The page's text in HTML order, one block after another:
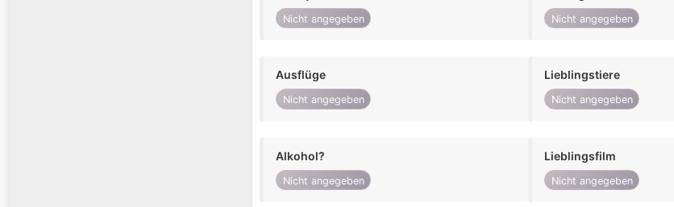
Nicht angegeben Nicht angegeben
Ausflüge
Nicht angegeben
Lieblingstiere
Nicht angegeben
Alkohol?
Nicht angegeben
Lieblingsfilm
Nicht angegeben